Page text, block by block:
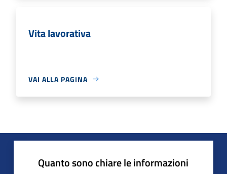
Vita lavorativa
VAI ALLA PAGINA
Quanto sono chiare le informazioni